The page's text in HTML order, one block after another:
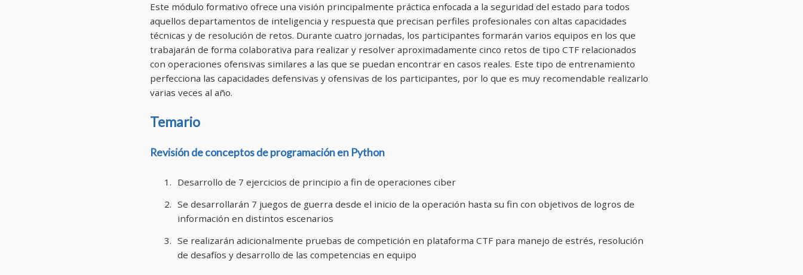
Este módulo formativo ofrece una visión principalmente práctica enfocada a la seguridad del estado para todos
aquellos departamentos de inteligencia y respuesta que precisan perfiles profesionales con altas capacidades
técnicas y de resolución de retos. Durante cuatro jornadas, los participantes formarán varios equipos en los que
trabajarán de forma colaborativa para realizar y resolver aproximadamente cinco retos de tipo CTF relacionados
con operaciones ofensivas similares a las que se puedan encontrar en casos reales. Este tipo de entrenamiento
perfecciona las capacidades defensivas y ofensivas de los participantes, por lo que es muy recomendable realizarlo
varias veces al año.
Temario
Revisión de conceptos de programación en Python
Desarrollo de 7 ejercicios de principio a fin de operaciones ciber
Se desarrollarán 7 juegos de guerra desde el inicio de la operación hasta su fin con objetivos de logros de
información en distintos escenarios
Se realizarán adicionalmente pruebas de competición en plataforma CTF para manejo de estrés, resolución
de desafíos y desarrollo de las competencias en equipo